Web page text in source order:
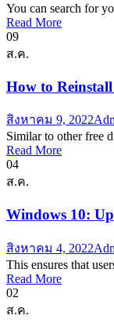
You can search for
Read More
09
ส.ค.
How to
สิงหาคม 9, 2022
Similar to other free
Read More
04
ส.ค.
Windows 10:
สิงหาคม 4, 2022
This ensures that
Read More
02
ส.ค.